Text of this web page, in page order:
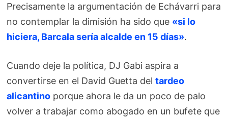
Precisamente la argumentación de Echávarri para
no contemplar la dimisión ha sido que «si lo
hiciera, Barcala sería alcalde en 15 días».
Cuando deje la política, DJ Gabi aspira a
convertirse en el David Guetta deltardeo
alicantino porque ahora le da un poco de palo
volver a trabajar como abogado en un bufete que